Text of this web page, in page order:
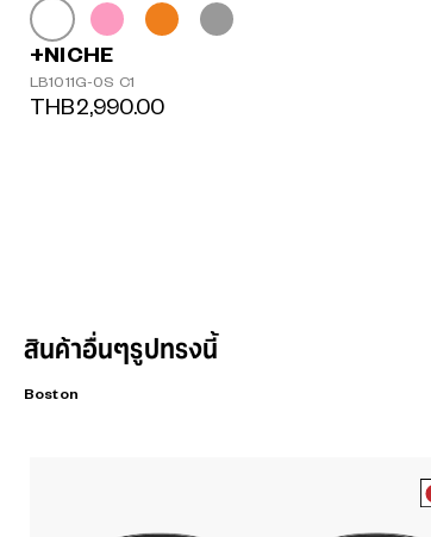
+NICHE
LB1011G-0S C1
THB2,990.00
สินค้าอื่นๆรูปทรงนี้
Boston